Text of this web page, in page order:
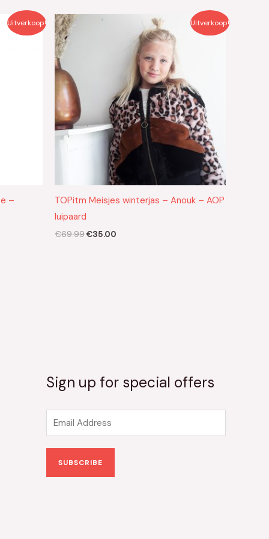
Uitverkoop!
–
Uitverkoop!
TOPitm Meisjes winterjas – Anouk – AOP
luipaard
€69.99
Oorspronkelijke
€35.00
€35.00.
Sign up for special offers
m
a
SUBSCRIBE